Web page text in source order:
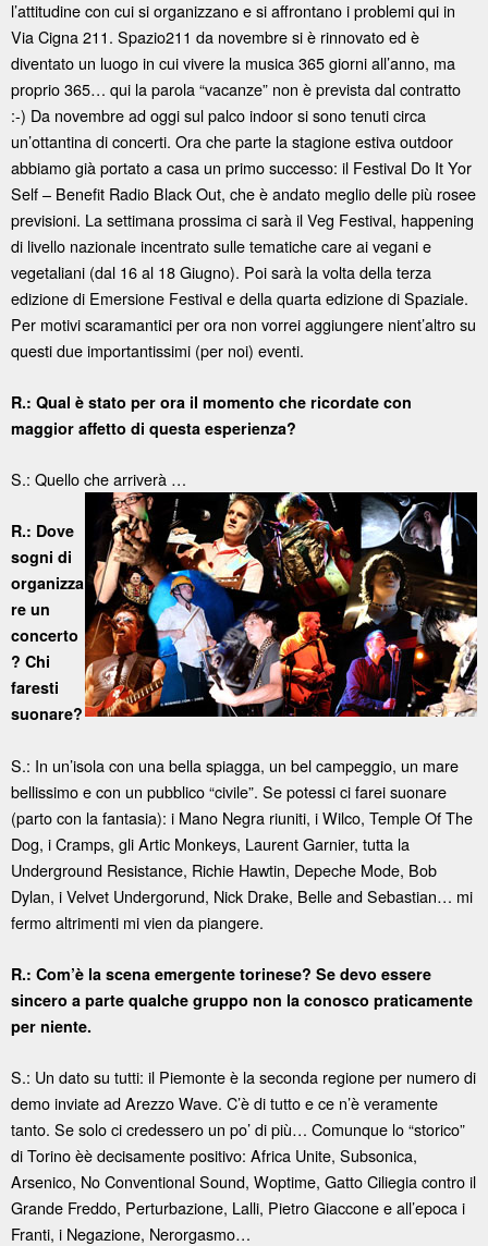
l’attitudine con cui si organizzano e si affrontano i problemi qui in
Via Cigna 211. Spazio211 da novembre si è rinnovato ed è
diventato un luogo in cui vivere la musica 365 giorni all’anno, ma
proprio 365… qui la parola “vacanze” non è prevista dal contratto
:-) Da novembre ad oggi sul palco indoor si sono tenuti circa
un’ottantina di concerti. Ora che parte la stagione estiva outdoor
abbiamo già portato a casa un primo successo: il Festival Do It Yor
Self – Benefit Radio Black Out, che è andato meglio delle più rosee
previsioni. La settimana prossima ci sarà il Veg Festival, happening
di livello nazionale incentrato sulle tematiche care ai vegani e
vegetaliani (dal 16 al 18 Giugno). Poi sarà la volta della terza
edizione di Emersione Festival e della quarta edizione di Spaziale.
Per motivi scaramantici per ora non vorrei aggiungere nient’altro su
questi due importantissimi (per noi) eventi.
R.: Qual è stato per ora il momento che ricordate con
maggior affetto di questa esperienza?
S.: Quello che arriverà …
R.: Dove
sogni di
organizza
re un
concerto
? Chi
faresti
suonare?
S.: In un’isola con una bella spiagga, un bel campeggio, un mare
bellissimo e con un pubblico “civile”. Se potessi ci farei suonare
(parto con la fantasia): i Mano Negra riuniti, i Wilco, Temple Of The
Dog, i Cramps, gli Artic Monkeys, Laurent Garnier, tutta la
Underground Resistance, Richie Hawtin, Depeche Mode, Bob
Dylan, i Velvet Undergorund, Nick Drake, Belle and Sebastian… mi
fermo altrimenti mi vien da piangere.
R.: Com’è la scena emergente torinese? Se devo essere
sincero a parte qualche gruppo non la conosco praticamente
per niente.
S.: Un dato su tutti: il Piemonte è la seconda regione per numero di
demo inviate ad Arezzo Wave. C’è di tutto e ce n’è veramente
tanto. Se solo ci credessero un po’ di più… Comunque lo “storico”
di Torino èè decisamente positivo: Africa Unite, Subsonica,
Arsenico, No Conventional Sound, Woptime, Gatto Ciliegia contro il
Grande Freddo, Perturbazione, Lalli, Pietro Giaccone e all’epoca i
Franti, i Negazione, Nerorgasmo…